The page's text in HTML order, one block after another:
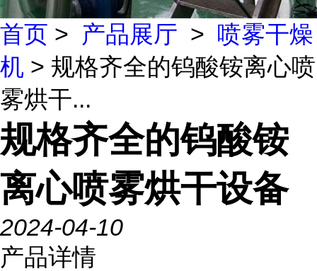
首页 > 产品展厅 > 喷雾干燥
机 > 规格齐全的钨酸铵离心喷
雾烘干...
规格齐全的钨酸铵
离心喷雾烘干设备
2024-04-10
产品详情